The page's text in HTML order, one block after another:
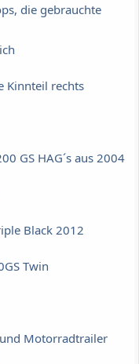
die gebrauchte
Kinnteil rechts
GS HAG´s aus 2004
Black 2012
Twin
Motorradtrailer